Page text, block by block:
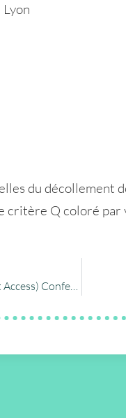
du décollement
critère Q coloré
APA (Alliance for Permanent Access) Conference 6-7 November 2012 Frascati, Rome